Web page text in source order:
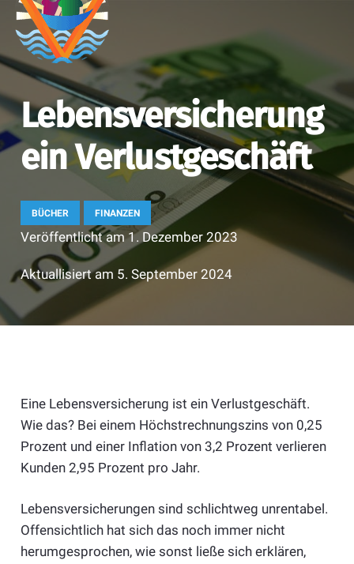
Lebensversicherung
ein Verlustgeschäft
BÜCHER FINANZEN
Veröffentlicht am1. Dezember 2023
Aktuallisiert am 5. September 2024
Eine Lebensversicherung ist ein Verlustgeschäft.
Wie das? Bei einem Höchstrechnungszins von 0,25
Prozent und einer Inflation von 3,2 Prozent verlieren
Kunden 2,95 Prozent pro Jahr.
Lebensversicherungen sind schlichtweg unrentabel.
Offensichtlich hat sich das noch immer nicht
herumgesprochen, wie sonst ließe sich erklären,